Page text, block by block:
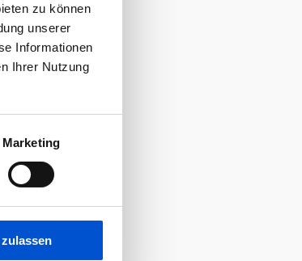
zu können
unserer
Informationen
Ihrer Nutzung
Marketing